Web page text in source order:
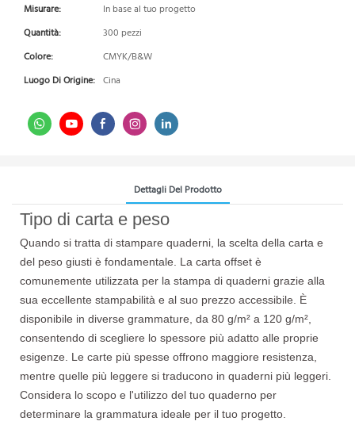
Misurare:
In base al tuo progetto
Quantità:
300 pezzi
Colore:
CMYK/B&W
Luogo Di Origine: Cina
Dettagli Del Prodotto
Tipo di carta e peso
Quando si tratta di stampare quaderni, la scelta della carta e
del peso giusti è fondamentale. La carta offset è
comunemente utilizzata per la stampa di quaderni grazie alla
sua eccellente stampabilità e al suo prezzo accessibile. È
disponibile in diverse grammature, da 80 g/m² a 120 g/m²,
consentendo di scegliere lo spessore più adatto alle proprie
esigenze. Le carte più spesse offrono maggiore resistenza,
mentre quelle più leggere si traducono in quaderni più leggeri.
Considera lo scopo e l'utilizzo del tuo quaderno per
determinare la grammatura ideale per il tuo progetto.